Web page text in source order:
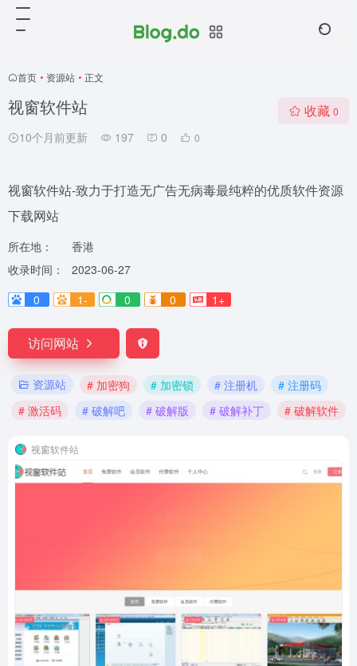
首页 • 资源站 • 正文
视窗软件站
10个月前更新 197 0 0
收藏 0
视窗软件站-致力于打造无广告无病毒最纯粹的优质软件资源
下载网站
所在地：
香港
收录时间：
2023-06-27
0
1- 0 0 1+
访问网站
资源站 # 加密狗 # 加密锁 # 注册机
# 注册码
# 激活码
# 破解吧 # 破解版 # 破解补丁 # 破解软件
视窗软件站